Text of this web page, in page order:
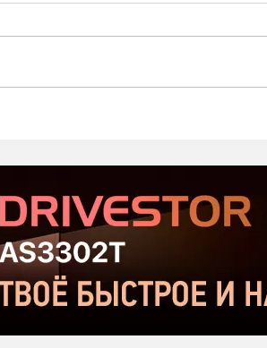
Serious Sam: Shatterverse в